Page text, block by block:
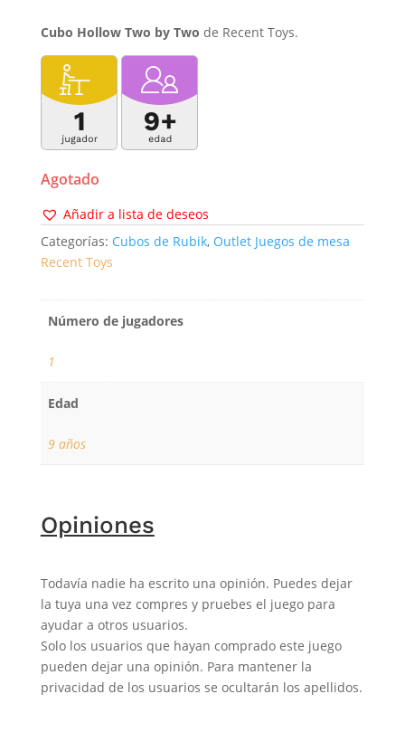
Cubo Hollow Two by Two de Recent Toys.
Agotado
Añadir a lista de deseos
Categorías: Cubos de Rubik, Outlet Juegos de mesa
Recent Toys
Número de jugadores
1
Edad
9 años
Opiniones
Todavía nadie ha escrito una opinión. Puedes dejar
la tuya una vez compres y pruebes el juego para
ayudar a otros usuarios.
Solo los usuarios que hayan comprado este juego
pueden dejar una opinión. Para mantener la
privacidad de los usuarios se ocultarán los apellidos.